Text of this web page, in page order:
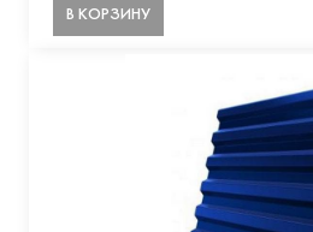
В КОРЗИНУ